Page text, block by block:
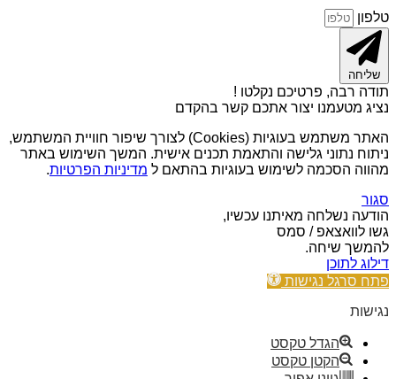
טלפון
שליחה
תודה רבה, פרטיכם נקלטו !
נציג מטעמנו יצור אתכם קשר בהקדם
האתר משתמש בעוגיות (Cookies) לצורך שיפור חוויית המשתמש,
ניתוח נתוני גלישה והתאמת תכנים אישית. המשך השימוש באתר
מהווה הסכמה לשימוש בעוגיות בהתאם ל מדיניות הפרטיות.
סגור
הודעה נשלחה מאיתנו עכשיו,
גשו לוואצאפ / סמס
להמשך שיחה.
דילוג לתוכן
פתח סרגל נגישות
נגישות
הגדל טקסט
הקטן טקסט